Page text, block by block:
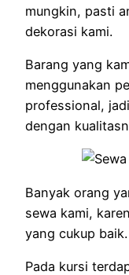
mungkin, pasti
dekorasi kami.
Barang yang
menggunakan
professional,
dengan
Banyak orang
sewa kami,
yang cukup baik.
Pada kursi